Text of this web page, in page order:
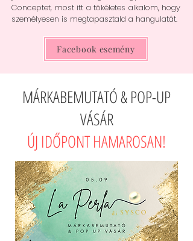
Conceptet, most itt a tökéletes alkalom, hogy
személyesen is megtapasztald a hangulatát.
Facebook esemény
MÁRKABEMUTATÓ & POP-UP
VÁSÁR
ÚJ IDŐPONT HAMAROSAN!